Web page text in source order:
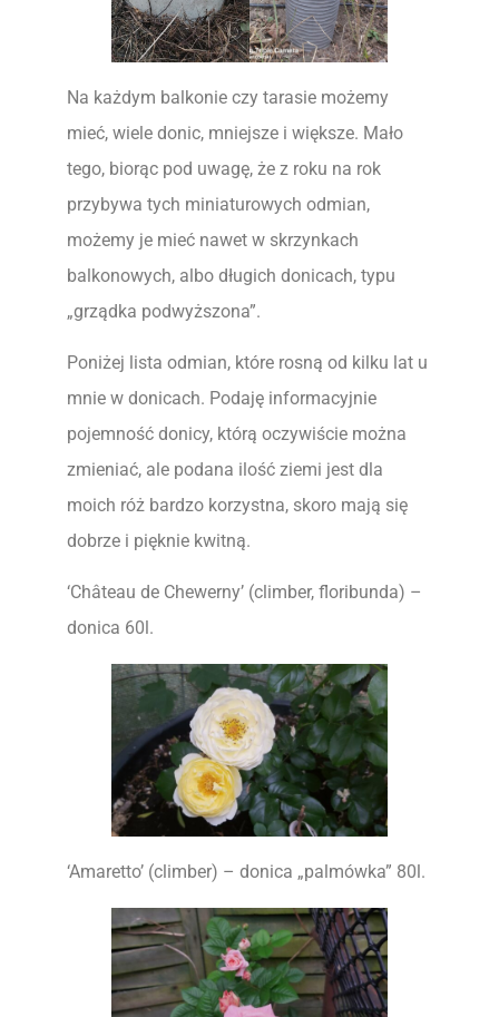
Na każdym balkonie czy tarasie możemy
mieć, wiele donic, mniejsze i większe. Mało
tego, biorąc pod uwagę, że z roku na rok
przybywa tych miniaturowych odmian,
możemy je mieć nawet w skrzynkach
balkonowych, albo długich donicach, typu
„grządka podwyższona”.
Poniżej lista odmian, które rosną od kilku lat u
mnie w donicach. Podaję informacyjnie
pojemność donicy, którą oczywiście można
zmieniać, ale podana ilość ziemi jest dla
moich róż bardzo korzystna, skoro mają się
dobrze i pięknie kwitną.
‘Château de Chewerny’ (climber, floribunda) –
donica 60l.
‘Amaretto’ (climber) – donica „palmówka” 80l.